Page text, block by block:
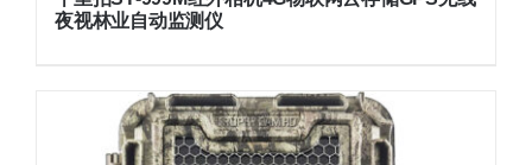
夜视林业自动监测仪